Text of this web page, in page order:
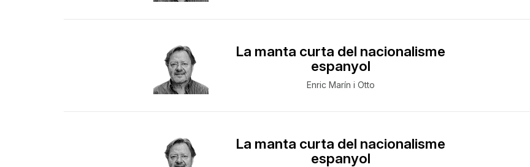
La manta curta del nacionalisme
espanyol
Enric Marín i Otto
La manta curta del nacionalisme
espanyol